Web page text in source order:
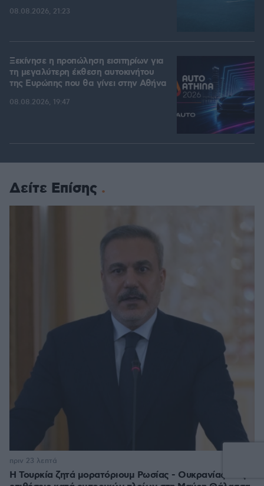
08.08.2026, 21:23
Ξεκίνησε η προπώληση εισιτηρίων για
τη μεγαλύτερη έκθεση αυτοκινήτου
της Ευρώπης που θα γίνει στην Αθήνα
08.08.2026, 19:47
Δείτε Επίσης
Η Τουρκία ζητά μορατόριουμ Ρωσίας - Ουκρανίας στις
πριν 23 λεπτά